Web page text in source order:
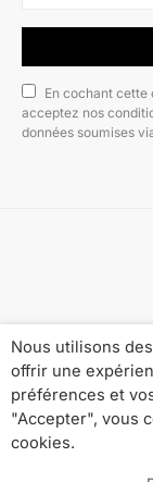
En cochant cette
acceptez nos
données soumises
Qui
Mentions
Nous utilisons
offrir une
préférences et
"Accepter", vous
cookies.